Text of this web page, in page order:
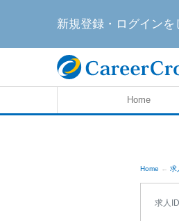
新規登録・ログイン
Home
Home 求
求人